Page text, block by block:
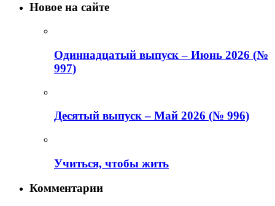
Новое на сайте
Одиннадцатый выпуск – Июнь 2026 (№
997)
Деcятый выпуск – Май 2026 (№ 996)
Учиться, чтобы жить
Комментарии